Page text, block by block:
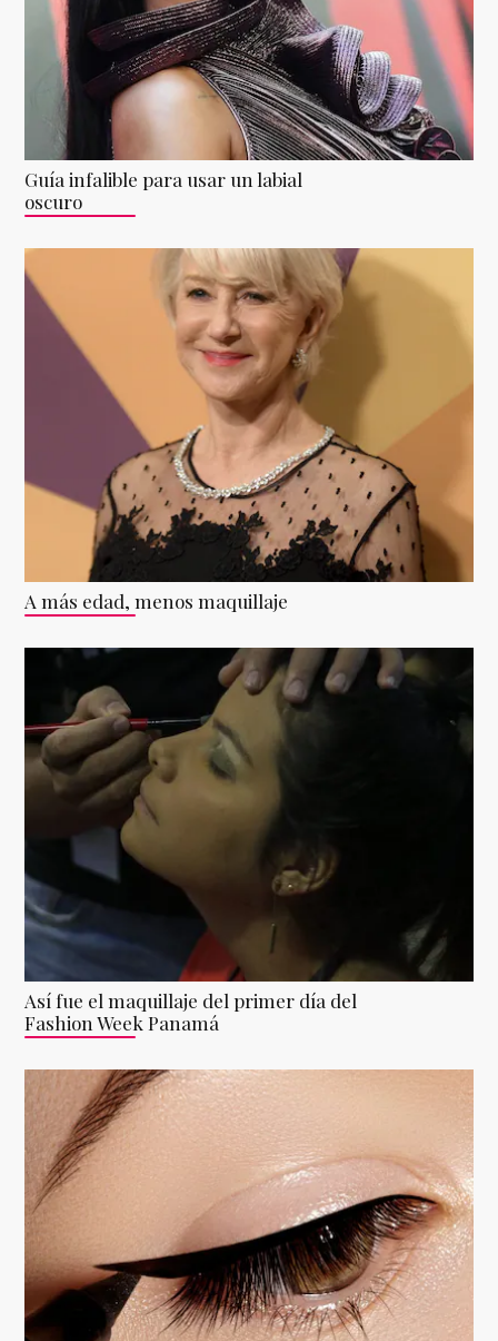
Guía infalible para usar un labial
oscuro
A más edad, menos maquillaje
Así fue el maquillaje del primer día del
Fashion Week Panamá